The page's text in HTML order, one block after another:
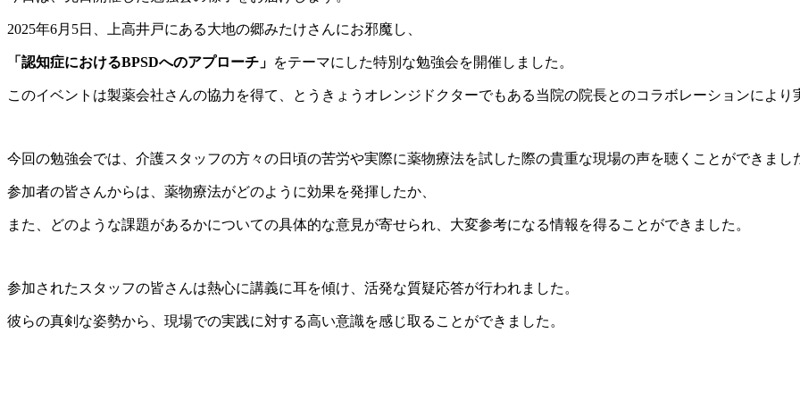
2025年6月5日、上高井戸にある大地の郷みたけさんにお邪魔し、
「認知症におけるBPSDへのアプローチ」 をテーマにした特別な勉強会を開催しました。
このイベントは製薬会社さんの協力を得て、とうきょうオレンジドクターでもある当院の院長とのコラボレーションにより
今回の勉強会では、介護スタッフの方々の日頃の苦労や実際に薬物療法を試した際の貴重な現場の声を聴くことができまし
参加者の皆さんからは、薬物療法がどのように効果を発揮したか、
また、どのような課題があるかについての具体的な意見が寄せられ、大変参考になる情報を得ることができました。
参加されたスタッフの皆さんは熱心に講義に耳を傾け、活発な質疑応答が行われました。
彼らの真剣な姿勢から、現場での実践に対する高い意識を感じ取ることができました。